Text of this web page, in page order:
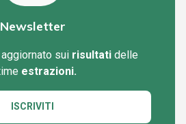
Newsletter
sui risultati delle
estrazioni.
ISCRIVITI